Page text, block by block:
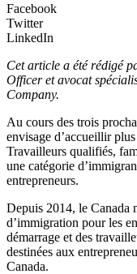
Facebook
Twitter
LinkedIn
Cet article a été rédigé
Officer et avocat
Company.
Au cours des trois
envisage d’accueillir
Travailleurs qualifiés,
une catégorie
entrepreneurs.
Depuis 2014, le Canada
d’immigration pour les
démarrage et des
destinées aux
Canada.